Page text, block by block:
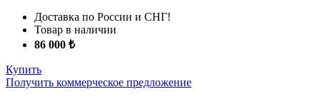
Доставка по России и СНГ!
Товар в наличии
86 000 ₺
Купить
Получить коммерческое предложение